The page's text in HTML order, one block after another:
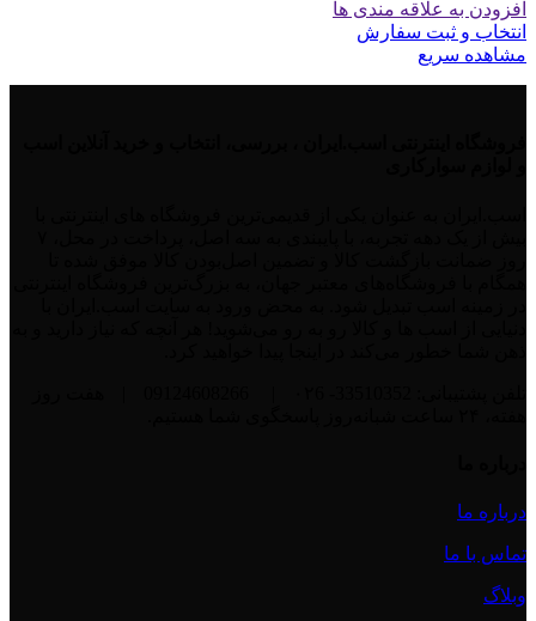
افزودن به علاقه مندی ها
انتخاب و ثبت سفارش
مشاهده سریع
درباره ما
تماس با ما
وبلاگ